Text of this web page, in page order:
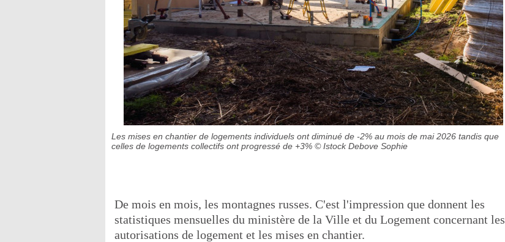
Les mises en chantier de logements individuels ont diminué de -2% au mois de mai 2026 tandis que
celles de logements collectifs ont progressé de +3% © Istock Debove Sophie
De mois en mois, les montagnes russes. C'est l'impression que donnent les
statistiques mensuelles du ministère de la Ville et du Logement concernant les
autorisations de logement et les mises en chantier.